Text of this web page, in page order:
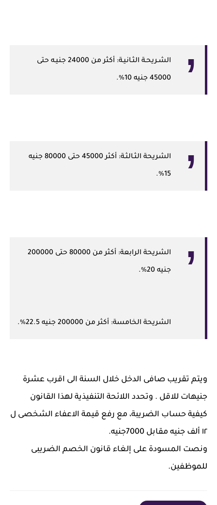
الشـريحـة الثـانيـة: أكثر من 24000 جنيـه حتى
45000 جنيه 10%.
الشريحة الثـالثـة: أكثر 45000 حتى 80000 جنيه
15%.
الشريحة الرابعة: أكثر من 80000 حتى 200000
جنيه 20%.
الشريحة الخامسة: أكثر من 200000 جنيه 22.5%.
ويتم تقريب صافى الدخل خلال السنة الى اقرب عشرة
جنيهات للاقل . وتحدد اللائحة التنفيذية لهذا القانون
كيفية حساب الضريبة، مع رفع قيمة الاعفاء الشخصى ل
١٢ ألف جنيه مقابل 7000جنيه.
ونصت المسودة على إلغاء قانون الخصم الضريبى
للموظفين.